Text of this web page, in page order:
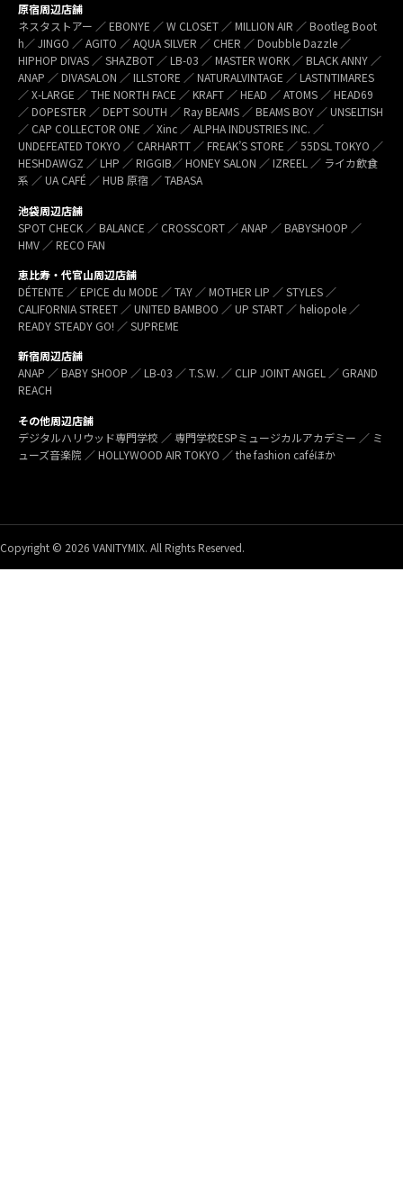
原宿周辺店舗
ネスタストアー ／ EBONYE ／ W CLOSET ／ MILLION AIR ／ Bootleg Boot
h／ JINGO ／ AGITO ／ AQUA SILVER ／ CHER ／ Doubble Dazzle ／
HIPHOP DIVAS ／ SHAZBOT ／ LB-03 ／ MASTER WORK ／ BLACK ANNY ／
ANAP ／ DIVASALON ／ ILLSTORE ／ NATURALVINTAGE ／ LASTNTIMARES
／ X-LARGE ／ THE NORTH FACE ／ KRAFT ／ HEAD ／ ATOMS ／ HEAD69
／ DOPESTER ／ DEPT SOUTH ／ Ray BEAMS ／ BEAMS BOY ／ UNSELTISH
／ CAP COLLECTOR ONE ／ Xinc ／ ALPHA INDUSTRIES INC. ／
UNDEFEATED TOKYO ／ CARHARTT ／ FREAK’S STORE ／ 55DSL TOKYO ／
HESHDAWGZ ／ LHP ／ RIGGIB／ HONEY SALON ／ IZREEL ／ ライカ飲食
系 ／ UA CAFÉ ／ HUB 原宿 ／ TABASA
池袋周辺店舗
SPOT CHECK ／ BALANCE ／ CROSSCORT ／ ANAP ／ BABYSHOOP ／
HMV ／ RECO FAN
恵比寿・代官山周辺店舗
DÉTENTE ／ EPICE du MODE ／ TAY ／ MOTHER LIP ／ STYLES ／
CALIFORNIA STREET ／ UNITED BAMBOO ／ UP START ／ heliopole ／
READY STEADY GO! ／ SUPREME
新宿周辺店舗
ANAP ／ BABY SHOOP ／ LB-03 ／ T.S.W. ／ CLIP JOINT ANGEL ／ GRAND
REACH
その他周辺店舗
デジタルハリウッド専門学校 ／ 専門学校ESPミュージカルアカデミー ／ ミ
ューズ音楽院 ／ HOLLYWOOD AIR TOKYO ／ the fashion caféほか
Copyright © 2026 VANITYMIX. All Rights Reserved.